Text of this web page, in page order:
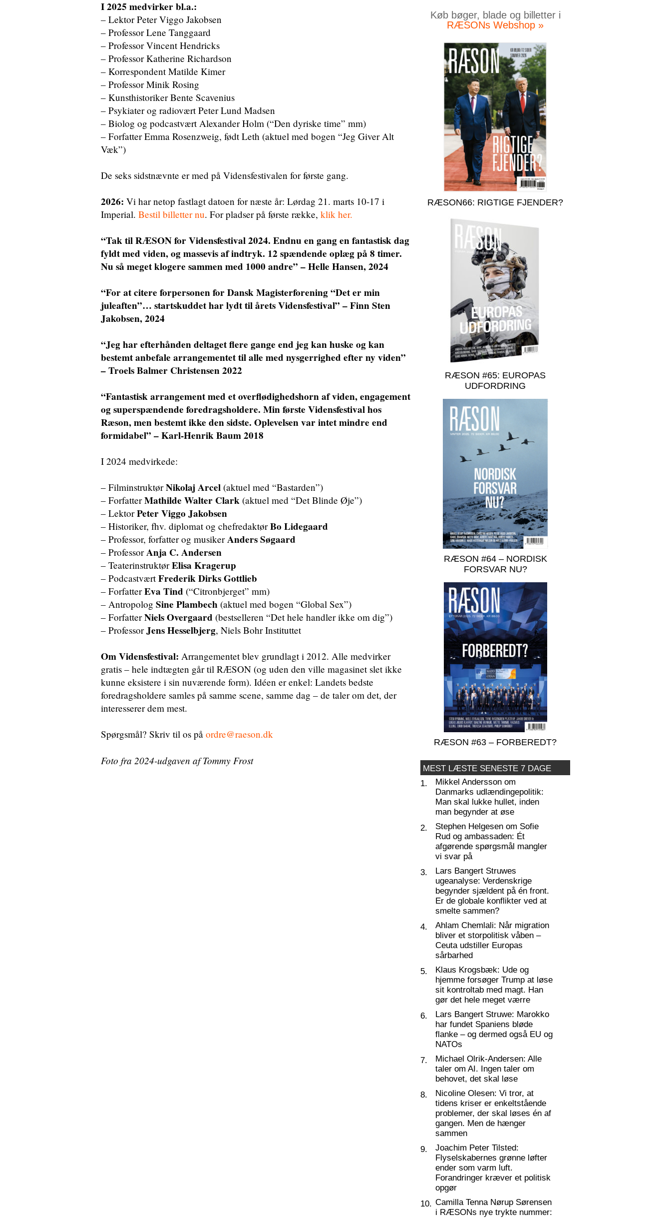
I 2025 medvirker bl.a.:
– Lektor Peter Viggo Jakobsen
– Professor Lene Tanggaard
– Professor Vincent Hendricks
– Professor Katherine Richardson
– Korrespondent Matilde Kimer
– Professor Minik Rosing
– Kunsthistoriker Bente Scavenius
– Psykiater og radiovært Peter Lund Madsen
– Biolog og podcastvært Alexander Holm (“Den dyriske time” mm)
– Forfatter Emma Rosenzweig, født Leth (aktuel med bogen “Jeg Giver Alt
Væk”)
De seks sidstnævnte er med på Vidensfestivalen for første gang.
2026: Vi har netop fastlagt datoen for næste år: Lørdag 21. marts 10-17 i
Imperial. Bestil billetter nu. For pladser på første række, klik her.
“Tak til RÆSON for Vidensfestival 2024. Endnu en gang en fantastisk dag
fyldt med viden, og massevis af indtryk. 12 spændende oplæg på 8 timer.
Nu så meget klogere sammen med 1000 andre” – Helle Hansen, 2024
“For at citere forpersonen for Dansk Magisterforening “Det er min
juleaften”… startskuddet har lydt til årets Vidensfestival” – Finn Sten
Jakobsen, 2024
“Jeg har efterhånden deltaget flere gange end jeg kan huske og kan
bestemt anbefale arrangementet til alle med nysgerrighed efter ny viden”
– Troels Balmer Christensen 2022
“Fantastisk arrangement med et overflødighedshorn af viden, engagement
og superspændende foredragsholdere. Min første Vidensfestival hos
Ræson, men bestemt ikke den sidste. Oplevelsen var intet mindre end
formidabel” – Karl-Henrik Baum 2018
I 2024 medvirkede:
– FilminstruktørNikolaj Arcel (aktuel med “Bastarden”)
– ForfatterMathilde Walter Clark (aktuel med “Det Blinde Øje”)
– LektorPeter Viggo Jakobsen
– Historiker, fhv. diplomat og chefredaktørBo Lidegaard
– Professor, forfatter og musikerAnders Søgaard
– ProfessorAnja C. Andersen
– TeaterinstruktørElisa Kragerup
– PodcastværtFrederik Dirks Gottlieb
– ForfatterEva Tind (“Citronbjerget” mm)
– Antropolog Sine Plambech (aktuel med bogen “Global Sex”)
– ForfatterNiels Overgaard (bestselleren “Det hele handler ikke om dig”)
– ProfessorJens Hesselbjerg, Niels Bohr Instituttet
Om Vidensfestival: Arrangementet blev grundlagt i 2012. Alle medvirker
gratis – hele indtægten går til RÆSON (og uden den ville magasinet slet ikke
kunne eksistere i sin nuværende form). Idéen er enkel: Landets bedste
foredragsholdere samles på samme scene, samme dag – de taler om det, der
interesserer dem mest.
Spørgsmål? Skriv til os på ordre@raeson.dk
Foto fra 2024-udgaven af Tommy Frost
Køb bøger, blade og billetter i
RÆSONs Webshop »
RÆSON66: RIGTIGE FJENDER?
RÆSON #65: EUROPAS
UDFORDRING
RÆSON #64 – NORDISK
FORSVAR NU?
RÆSON #63 – FORBEREDT?
MEST LÆSTE SENESTE 7 DAGE
1.
Mikkel Andersson om
Danmarks udlændingepolitik:
Man skal lukke hullet, inden
man begynder at øse
2.
Stephen Helgesen om Sofie
Rud og ambassaden: Ét
afgørende spørgsmål mangler
vi svar på
3.
Lars Bangert Struwes
ugeanalyse: Verdenskrige
begynder sjældent på én front.
Er de globale konflikter ved at
smelte sammen?
4.
Ahlam Chemlali: Når migration
bliver et storpolitisk våben –
Ceuta udstiller Europas
sårbarhed
5.
Klaus Krogsbæk: Ude og
hjemme forsøger Trump at løse
sit kontroltab med magt. Han
gør det hele meget værre
6.
Lars Bangert Struwe: Marokko
har fundet Spaniens bløde
flanke – og dermed også EU og
NATOs
7.
Michael Olrik-Andersen: Alle
taler om AI. Ingen taler om
behovet, det skal løse
8.
Nicoline Olesen: Vi tror, at
tidens kriser er enkeltstående
problemer, der skal løses én af
gangen. Men de hænger
sammen
9.
Joachim Peter Tilsted:
Flyselskabernes grønne løfter
ender som varm luft.
Forandringer kræver et politisk
opgør
10. Camilla Tenna Nørup Sørensen
i RÆSONs nye trykte nummer: